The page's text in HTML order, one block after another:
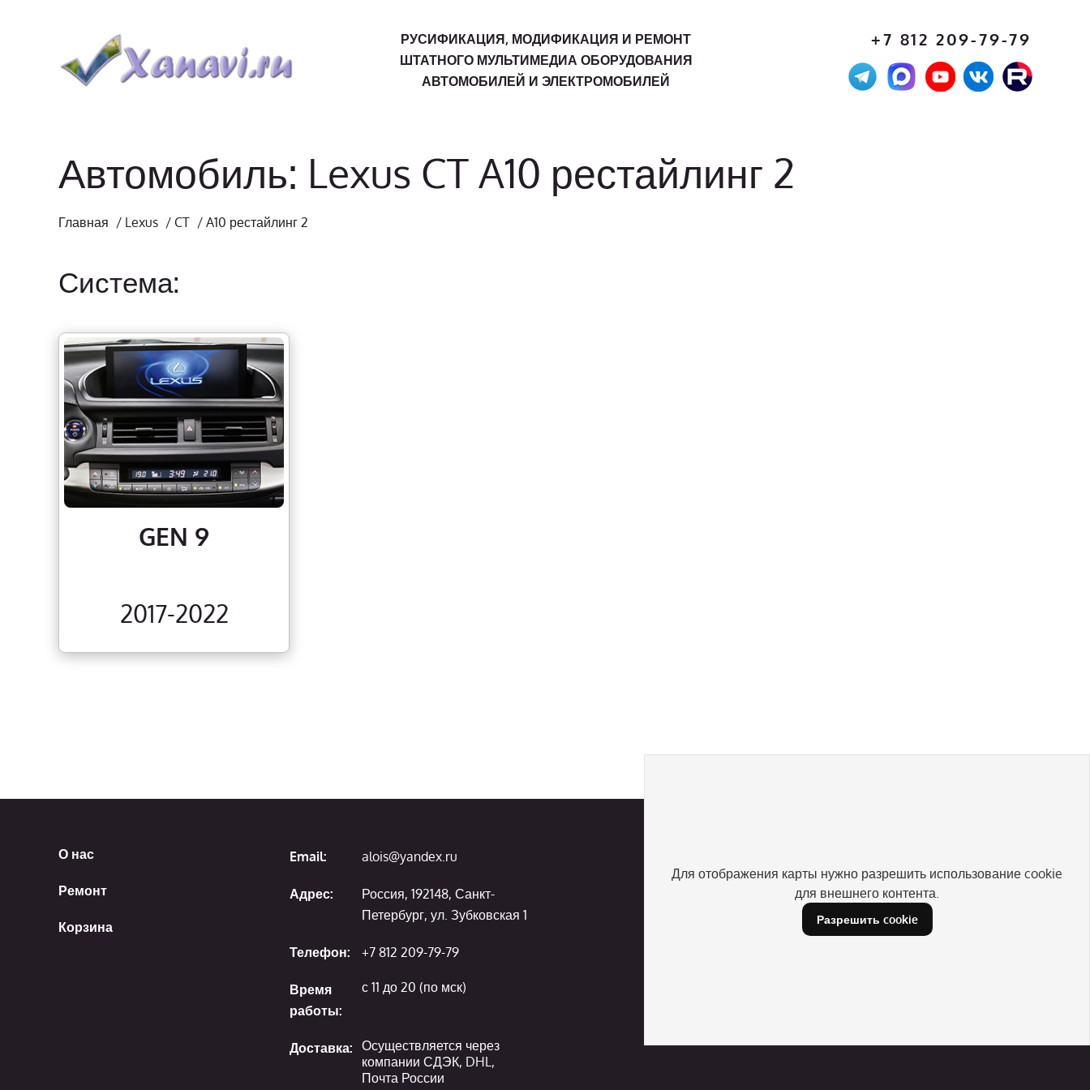
РУСИФИКАЦИЯ, МОДИФИКАЦИЯ И РЕМОНТ
ШТАТНОГО МУЛЬТИМЕДИА ОБОРУДОВАНИЯ
АВТОМОБИЛЕЙ И ЭЛЕКТРОМОБИЛЕЙ
+7 812 209-79-79
Автомобиль: Lexus CT A10 рестайлинг 2
Главная / Lexus / CT / A10 рестайлинг 2
Система:
GEN 9
2017-2022
О нас
Ремонт
Корзина
Email: alois@yandex.ru
Адрес:
Россия, 192148, Санкт-
Петербург, ул. Зубковская 1
Телефон: +7 812 209-79-79
Время
работы:
с 11 до 20 (по мск)
Доставка: Осуществляется через
компании СДЭК, DHL,
Почта России
Для отображения карты нужно разрешить использование cookie
для внешнего контента.
Разрешить cookie